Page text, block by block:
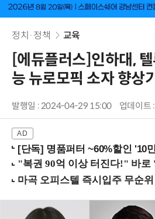
정치·정책 교육
[에듀플러스]인하대,
능 뉴로모픽 소자 향상
발행일 : 2024-04-29 15:00 업데이
[단독] 명품퍼터 ~60%할인 '10만